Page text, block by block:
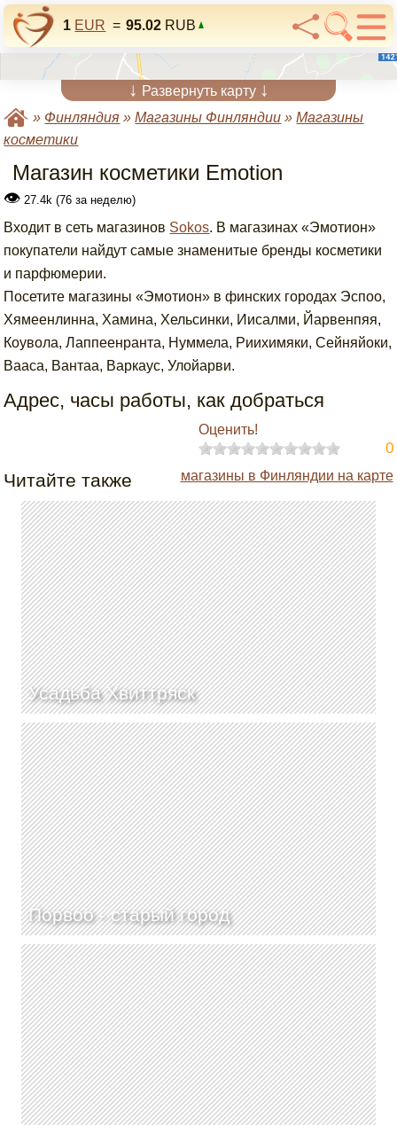
1 EUR = 95.02 RUB
↓ Развернуть карту ↓
» Финляндия »Магазины Финляндии »Магазины
косметики
Магазин косметики Emotion
👁 27.4k (76 за неделю)
Входит в сеть магазинов Sokos. В магазинах «Эмотион»
покупатели найдут самые знаменитые бренды косметики
и парфюмерии.
Посетите магазины «Эмотион» в финских городах Эспоо,
Хямеенлинна, Хамина, Хельсинки, Иисалми, Йарвенпяя,
Коувола, Лаппеенранта, Нуммела, Риихимяки, Сейняйоки,
Вааса, Вантаа, Варкаус, Улойарви.
Адрес, часы работы, как добраться
Оценить!
0
Читайте также магазины в Финляндии на карте
Усадьба Хвиттряск
Порвоо - старый город